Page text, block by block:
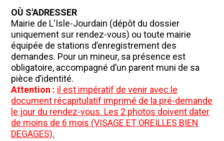
OÙ S'ADRESSER
Mairie de L'Isle-Jourdain (dépôt du dossier
uniquement sur rendez-vous) ou toute mairie
équipée de stations d’enregistrement des
demandes. Pour un mineur, sa présence est
obligatoire, accompagné d’un parent muni de sa
pièce d’identité.
Attention : il est impératif de venir avec le
document récapitulatif imprimé de la pré-demande
le jour du rendez-vous. Les 2 photos doivent dater
de moins de 6 mois (VISAGE ET OREILLES BIEN
DEGAGES).